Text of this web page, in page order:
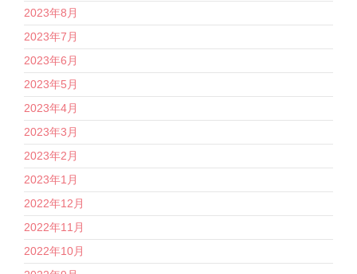
2023年8月
2023年7月
2023年6月
2023年5月
2023年4月
2023年3月
2023年2月
2023年1月
2022年12月
2022年11月
2022年10月